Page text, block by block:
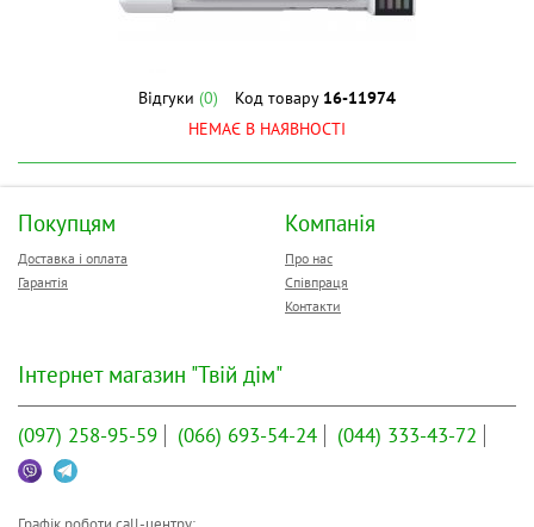
Відгуки (0) Код товару 16-11974
НЕМАЄ В НАЯВНОСТІ
Покупцям
Доставка і оплата
Гарантія
Компанія
Про нас
Співпраця
Контакти
Інтернет магазин "Твій дім"
(097) 258-95-59 (066) 693-54-24 (044) 333-43-72